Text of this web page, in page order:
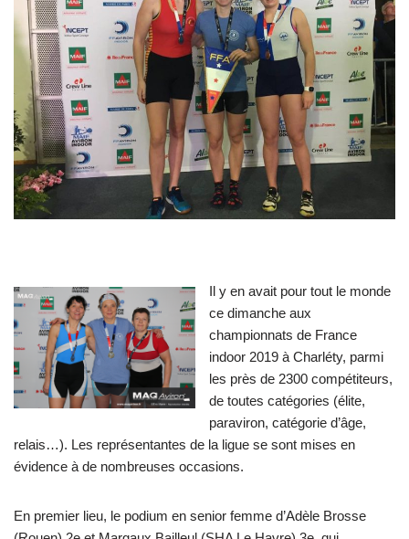
Il y en avait pour tout le monde
ce dimanche aux
championnats de France
indoor 2019 à Charléty, parmi
les près de 2300 compétiteurs,
de toutes catégories (élite,
paraviron, catégorie d’âge,
relais…). Les représentantes de la ligue se sont mises en
évidence à de nombreuses occasions.
En premier lieu, le podium en senior femme d’Adèle Brosse